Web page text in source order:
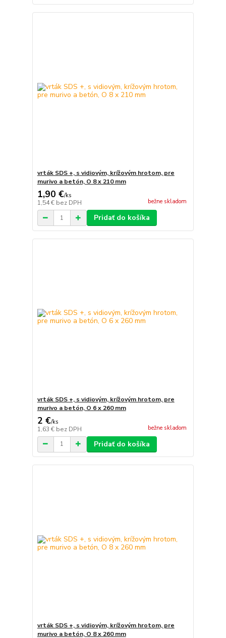
vrták SDS +, s vidiovým, krížovým hrotom, pre
murivo a betón, O 8 x 210 mm
1,90 €/ks
1,54 € bez DPH bežne skladom
Pridať do košíka
vrták SDS +, s vidiovým, krížovým hrotom, pre
murivo a betón, O 6 x 260 mm
2 €/ks
1,63 € bez DPH bežne skladom
Pridať do košíka
vrták SDS +, s vidiovým, krížovým hrotom, pre
murivo a betón, O 8 x 260 mm